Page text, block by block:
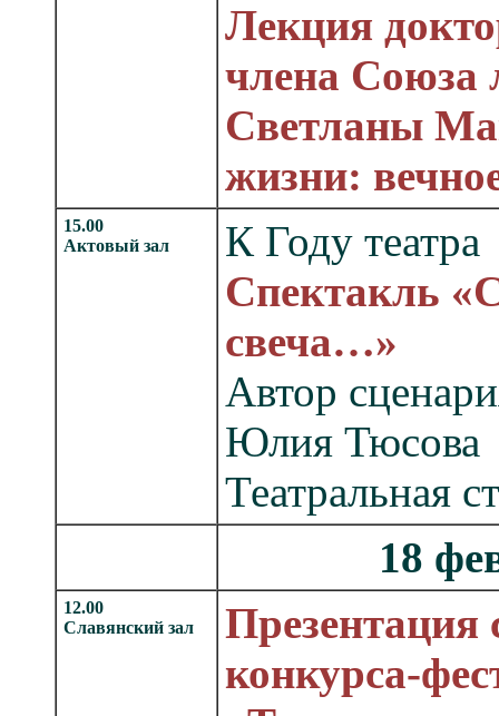
Лекция
члена Союза
Светланы
жизни:
15.00
Актовый зал
К Году театра
Спектакль
свеча…»
Автор
Юлия Тюсова
Театральная
18
12.00
Славянский зал
Презентация
конкурса-